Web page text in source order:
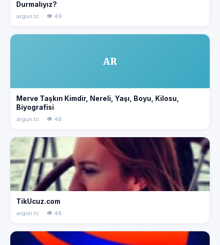
Durmalıyız?
argun.tc · 👁 49
AR
Merve Taşkın Kimdir, Nereli, Yaşı, Boyu, Kilosu,
Biyografisi
argun.tc · 👁 48
TikUcuz.com
argun.tc · 👁 48